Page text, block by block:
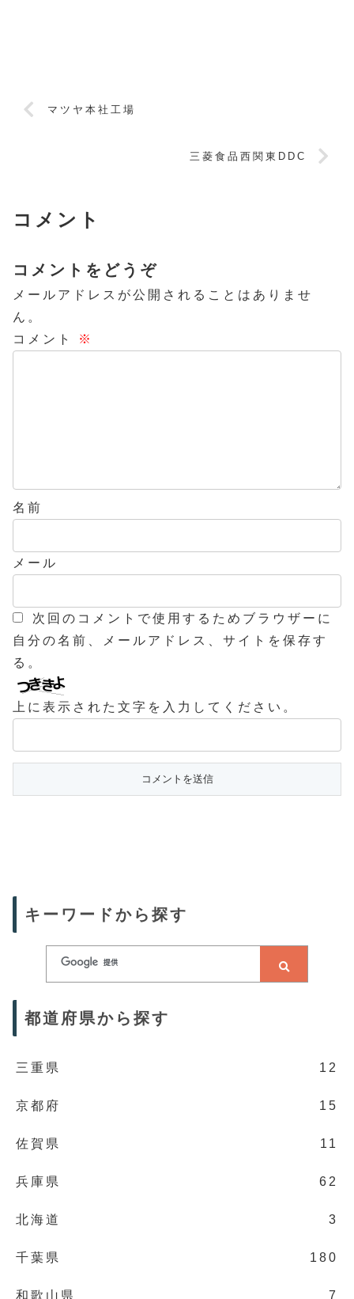
マツヤ本社工場
三菱食品西関東DDC
コメント
コメントをどうぞ
メールアドレスが公開されることはありませ
ん。
コメント
※
名前
メール
次回のコメントで使用するためブラウザーに
自分の名前、メールアドレス、サイトを保存す
る。
上に表示された文字を入力してください。
キーワードから探す
都道府県から探す
三重県 12
京都府 15
佐賀県 11
兵庫県 62
北海道 3
千葉県 180
和歌山県 7